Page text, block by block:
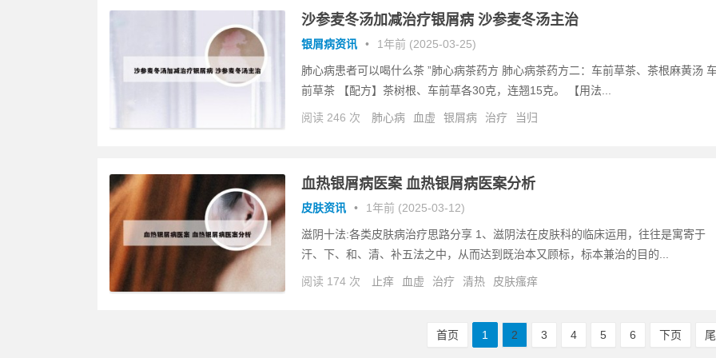
沙参麦冬汤加减治疗银屑病 沙参麦冬汤主治
银屑病资讯 • 1年前 (2025-03-25)
肺心病患者可以喝什么茶 ”肺心病茶药方 肺心病茶药方二：车前草茶、茶根麻黄汤
前草茶 【配方】茶树根、车前草各30克，连翘15克。 【用法...
阅读 246 次 肺心病 血虚 银屑病 治疗 当归
血热银屑病医案 血热银屑病医案分析
皮肤资讯 • 1年前 (2025-03-12)
滋阴十法:各类皮肤病治疗思路分享 1、滋阴法在皮肤科的临床运用，往往是寓寄于
汗、下、和、清、补五法之中，从而达到既治本又顾标，标本兼治的目的...
阅读 174 次 止痒 血虚 治疗 清热 皮肤瘙痒
首页 1 2 3 4 5 6 下页